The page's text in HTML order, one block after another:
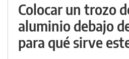
Colocar un trozo
aluminio debajo
para qué sirve